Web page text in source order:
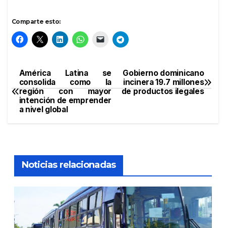
Comparte esto:
Navegación
de
entradas
Gobierno dominicano
incinera 19.7 millones
de productos ilegales
América Latina se
consolida como la
región con mayor
intención de emprender
a nivel global
Noticias relacionadas